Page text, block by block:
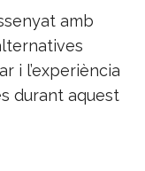
amb
i l’experiència
durant aquest